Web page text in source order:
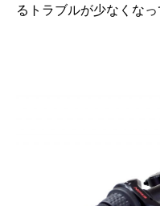
るトラブルが少なくな